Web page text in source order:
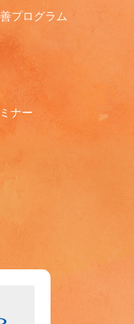
プログラム
ナー